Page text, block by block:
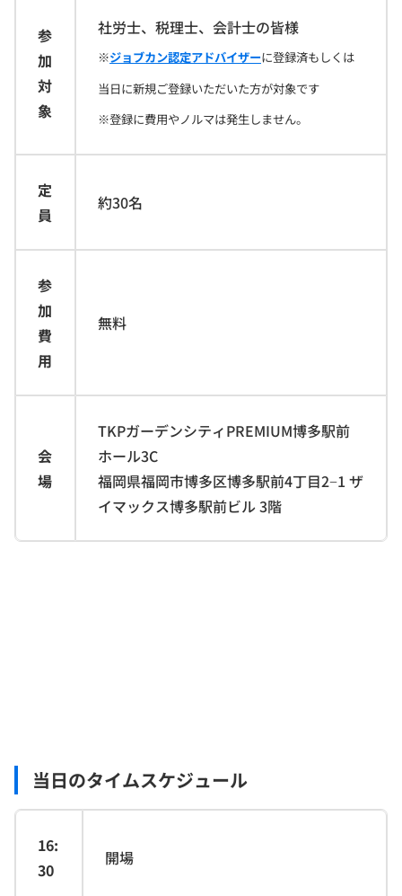
参
加
対
象
社労士、税理士、会計士の皆様
※ジョブカン認定アドバイザーに登録済もしくは
当日に新規ご登録いただいた方が対象です
※登録に費用やノルマは発生しません。
定
員
約30名
参
加
費
用
無料
会
場
TKPガーデンシティPREMIUM博多駅前
ホール3C
福岡県福岡市博多区博多駅前4丁目2−1 ザ
イマックス博多駅前ビル 3階
当日のタイムスケジュール
16:
30
開場